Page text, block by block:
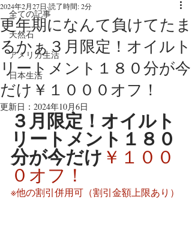
全ての記事
天然石
アメリカ生活
日本生活
更年期になんて負けてたま
るかぁ３月限定！オイルト
リートメント１８０分が今
だけ￥１０００オフ！
2024年2月27日 読了時間: 2分
更新日： 2024年10月6日
３月限定！オイルト
リートメント１８０
分が今だけ ￥１００
０オフ！
※他の割引併用可（割引金額上限あり）